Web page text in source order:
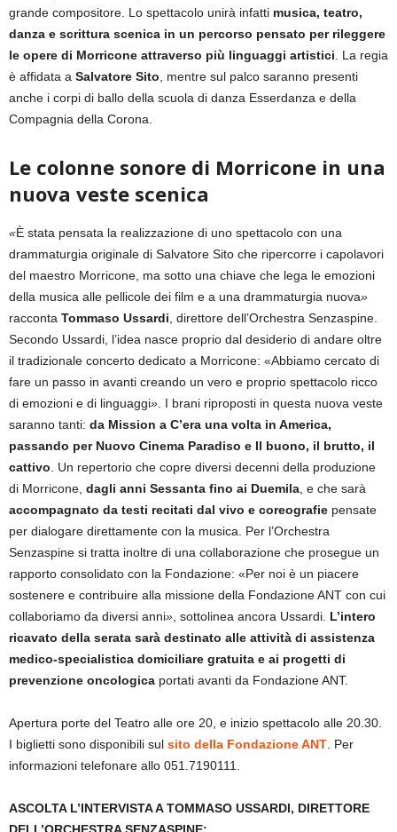
grande compositore. Lo spettacolo unirà infatti musica, teatro,
danza e scrittura scenica in un percorso pensato per rileggere
le opere di Morricone attraverso più linguaggi artistici. La regia
è affidata a Salvatore Sito, mentre sul palco saranno presenti
anche i corpi di ballo della scuola di danza Esserdanza e della
Compagnia della Corona.
Le colonne sonore di Morricone in una
nuova veste scenica
«È stata pensata la realizzazione di uno spettacolo con una
drammaturgia originale di Salvatore Sito che ripercorre i capolavori
del maestro Morricone, ma sotto una chiave che lega le emozioni
della musica alle pellicole dei film e a una drammaturgia nuova»
racconta Tommaso Ussardi, direttore dell’Orchestra Senzaspine.
Secondo Ussardi, l’idea nasce proprio dal desiderio di andare oltre
il tradizionale concerto dedicato a Morricone: «Abbiamo cercato di
fare un passo in avanti creando un vero e proprio spettacolo ricco
di emozioni e di linguaggi». I brani riproposti in questa nuova veste
saranno tanti: da Mission a C’era una volta in America,
passando per Nuovo Cinema Paradiso e Il buono, il brutto, il
cattivo. Un repertorio che copre diversi decenni della produzione
di Morricone, dagli anni Sessanta fino ai Duemila, e che sarà
accompagnato da testi recitati dal vivo e coreografie pensate
per dialogare direttamente con la musica. Per l’Orchestra
Senzaspine si tratta inoltre di una collaborazione che prosegue un
rapporto consolidato con la Fondazione: «Per noi è un piacere
sostenere e contribuire alla missione della Fondazione ANT con cui
collaboriamo da diversi anni», sottolinea ancora Ussardi. L’intero
ricavato della serata sarà destinato alle attività di assistenza
medico-specialistica domiciliare gratuita e ai progetti di
prevenzione oncologica portati avanti da Fondazione ANT.
Apertura porte del Teatro alle ore 20, e inizio spettacolo alle 20.30.
I biglietti sono disponibili sul sito della Fondazione ANT. Per
informazioni telefonare allo 051.7190111.
ASCOLTA L’INTERVISTA A TOMMASO USSARDI, DIRETTORE